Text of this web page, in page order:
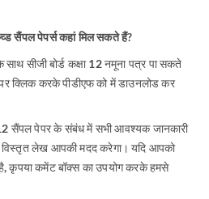
सैंपल पेपर्स कहां मिल सकते हैं?
सीजी बोर्ड कक्षा 12 नमूना पत्र पा सकते
क्लिक करके पीडीएफ को में डाउनलोड कर
12 सैंपल पेपर के संबंध में सभी आवश्यक जानकारी
विस्तृत लेख आपकी मदद करेगा। यदि आपको
कृपया कमेंट बॉक्स का उपयोग करके हमसे